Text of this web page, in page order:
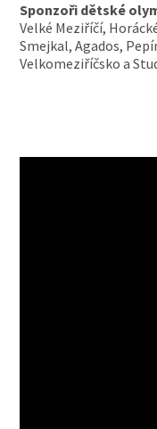
Sponzoři dětské
Velké Meziříčí,
Smejkal, Agados,
Velkomeziříčsko a